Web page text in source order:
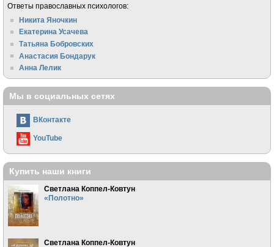
Ответы православных психологов:
Никита Яночкин
Екатерина Усачева
Татьяна Бобровских
Анастасия Бондарук
Анна Лелик
Мы в социальных сетях
ВКонтакте
YouTube
Купить наши книги
Светлана Коппел-Ковтун
«Полотно»
Светлана Коппел-Ковтун